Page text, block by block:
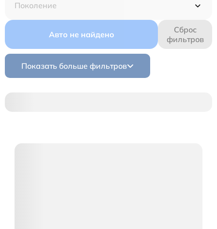
Авто не найдено
Сброс
фильтров
Показать больше фильтров